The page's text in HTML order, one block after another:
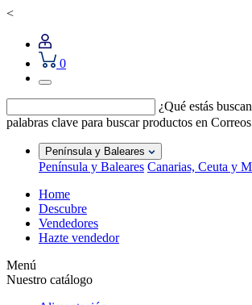
<
0
¿Qué estás
palabras clave para buscar productos en
Península y Baleares
Península y Baleares Canarias, Ceuta y
Home
Descubre
Vendedores
Hazte vendedor
Menú
Nuestro catálogo